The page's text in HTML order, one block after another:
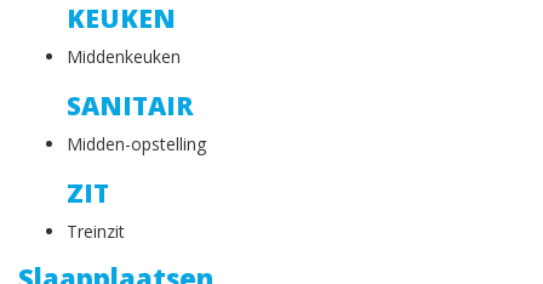
KEUKEN
Middenkeuken
SANITAIR
Midden-opstelling
ZIT
Treinzit